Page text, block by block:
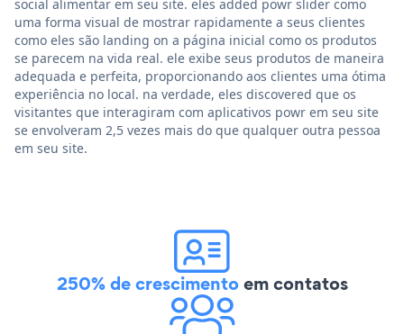
social alimentar em seu site. eles added powr slider como
uma forma visual de mostrar rapidamente a seus clientes
como eles são landing on a página inicial como os produtos
se parecem na vida real. ele exibe seus produtos de maneira
adequada e perfeita, proporcionando aos clientes uma ótima
experiência no local. na verdade, eles discovered que os
visitantes que interagiram com aplicativos powr em seu site
se envolveram 2,5 vezes mais do que qualquer outra pessoa
em seu site.
250% de crescimentoem contatos